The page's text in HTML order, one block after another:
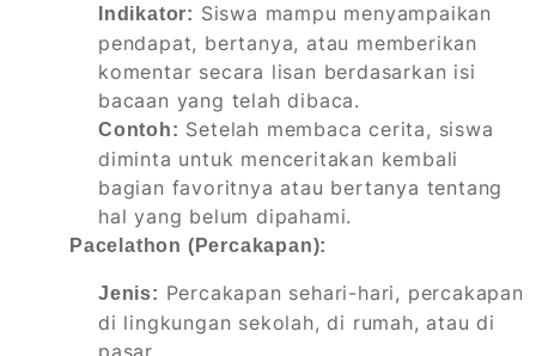
Indikator: Siswa mampu menyampaikan
pendapat, bertanya, atau memberikan
komentar secara lisan berdasarkan isi
bacaan yang telah dibaca.
Contoh: Setelah membaca cerita, siswa
diminta untuk menceritakan kembali
bagian favoritnya atau bertanya tentang
hal yang belum dipahami.
Pacelathon (Percakapan):
Jenis: Percakapan sehari-hari, percakapan
di lingkungan sekolah, di rumah, atau di
pasar.